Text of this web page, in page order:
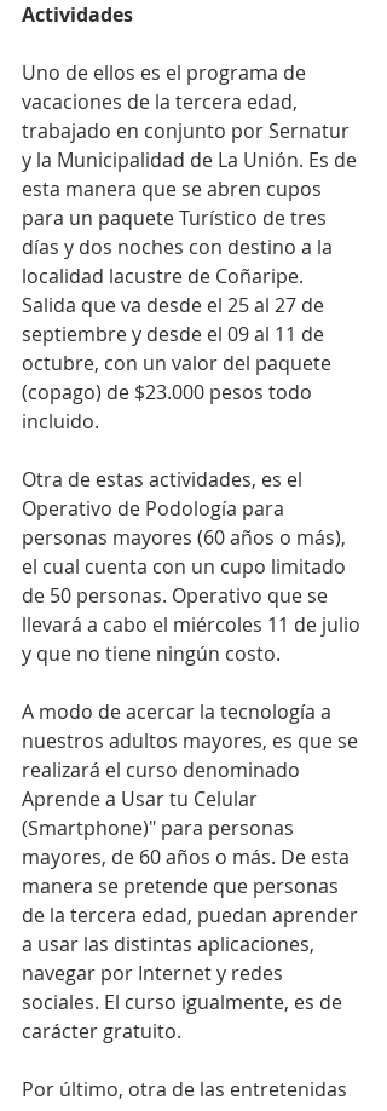
Actividades
Uno de ellos es el programa de
vacaciones de la tercera edad,
trabajado en conjunto por Sernatur
y la Municipalidad de La Unión. Es de
esta manera que se abren cupos
para un paquete Turístico de tres
días y dos noches con destino a la
localidad lacustre de Coñaripe.
Salida que va desde el 25 al 27 de
septiembre y desde el 09 al 11 de
octubre, con un valor del paquete
(copago) de $23.000 pesos todo
incluido.
Otra de estas actividades, es el
Operativo de Podología para
personas mayores (60 años o más),
el cual cuenta con un cupo limitado
de 50 personas. Operativo que se
llevará a cabo el miércoles 11 de julio
y que no tiene ningún costo.
A modo de acercar la tecnología a
nuestros adultos mayores, es que se
realizará el curso denominado
Aprende a Usar tu Celular
(Smartphone)" para personas
mayores, de 60 años o más. De esta
manera se pretende que personas
de la tercera edad, puedan aprender
a usar las distintas aplicaciones,
navegar por Internet y redes
sociales. El curso igualmente, es de
carácter gratuito.
Por último, otra de las entretenidas